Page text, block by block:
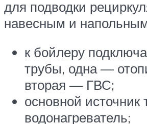
для подводки
навесным и напольным
к бойлеру
трубы, одна —
вторая — ГВС;
основной
водонагреватель;